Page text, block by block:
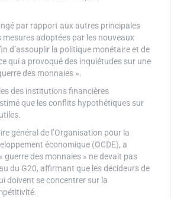
par rapport aux autres principales
mesures adoptées par les nouveaux
d’assouplir la politique monétaire et de
qui a provoqué des inquiétudes sur une
des monnaies ».
des institutions financières
que les conflits hypothétiques sur
général de l’Organisation pour la
économique (OCDE), a
guerre des monnaies » ne devait pas
du G20, affirmant que les décideurs de
doivent se concentrer sur la